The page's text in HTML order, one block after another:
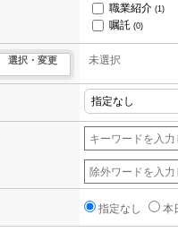
職業紹介 (1)
嘱託 (0)
選択・変更 未選択
指定なし 本